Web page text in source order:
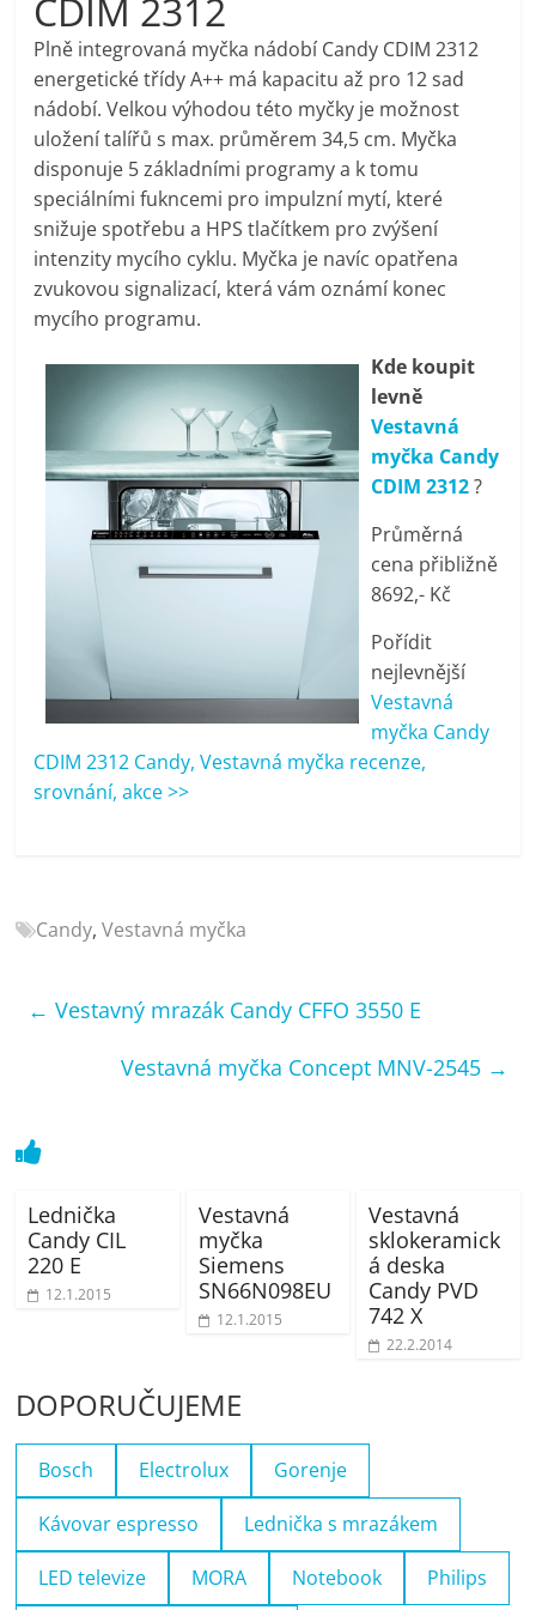
pračky,
televize,
notebooky,
mobilní
telefony,
kávovary,
bazény
elektronika
porovnání
televize,
notebooky,
mobilní
telefony,
CDIM 2312
Plně integrovaná myčka nádobí Candy CDIM 2312
energetické třídy A++ má kapacitu až pro 12 sad
nádobí. Velkou výhodou této myčky je možnost
uložení talířů s max. průměrem 34,5 cm. Myčka
disponuje 5 základními programy a k tomu
speciálními fukncemi pro impulzní mytí, které
snižuje spotřebu a HPS tlačítkem pro zvýšení
intenzity mycího cyklu. Myčka je navíc opatřena
zvukovou signalizací, která vám oznámí konec
mycího programu.
Kde koupit
levně
Vestavná
myčka Candy
CDIM 2312?
Průměrná
cena přibližně
8692,- Kč
Pořídit
nejlevnější
Vestavná
myčka Candy
CDIM 2312 Candy, Vestavná myčka recenze,
srovnání, akce >>
Candy,Vestavná myčka
← Vestavný mrazák Candy CFFO 3550 E
Vestavná myčka Concept MNV-2545 →
Lednička
Candy CIL
220 E
12.1.2015
Vestavná
myčka
Siemens
SN66N098EU
12.1.2015
Vestavná
sklokeramick
á deska
Candy PVD
742 X
22.2.2014
DOPORUČUJEME
Bosch Electrolux Gorenje
Kávovar espresso Lednička s mrazákem
LED televize MORA Notebook Philips